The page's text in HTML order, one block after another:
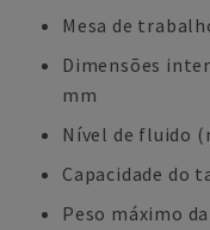
Mesa de
Dimensões
mm
Nível de fluido
Capacidade do
Peso máximo